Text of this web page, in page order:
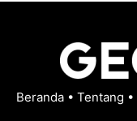
Beranda • Tentang •